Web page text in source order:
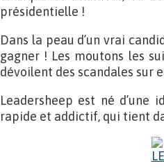
présidentielle !
Dans la peau d’un vrai
gagner ! Les moutons les
dévoilent des scandales sur
Leadersheep est né
rapide et addictif, qui tient